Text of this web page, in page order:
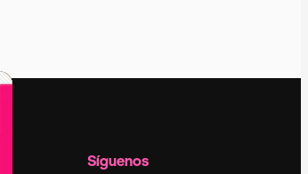
Síguenos